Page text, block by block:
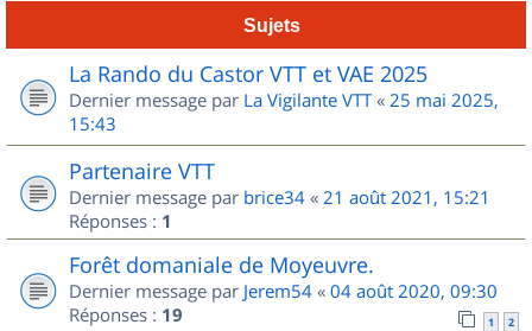
Sujets
La Rando du Castor VTT et VAE 2025
Dernier message par La Vigilante VTT« 25 mai 2025,
15:43
Partenaire VTT
Dernier message par brice34 « 21 août 2021, 15:21
Réponses : 1
Forêt domaniale de Moyeuvre.
Dernier message par Jerem54 « 04 août 2020, 09:30
Réponses : 19 1 2